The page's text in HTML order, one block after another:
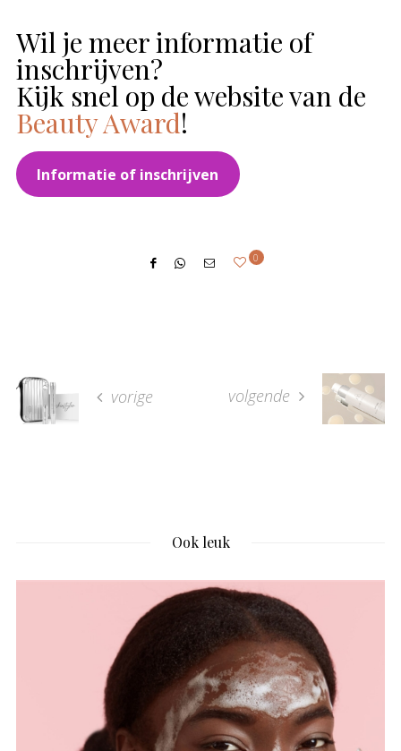
Wil je meer informatie of
inschrijven?
Kijk snel op de website van de
Beauty Award!
Informatie of inschrijven
0
vorige volgende
Ook leuk